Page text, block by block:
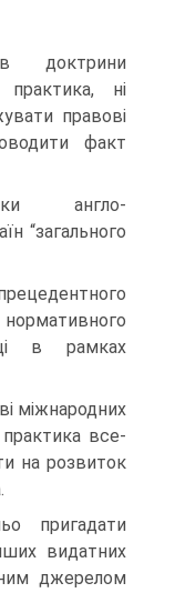
доктрини
ні
правові
факт
англо-
“загального
в рамках
міжнародних
все-
на розвиток
пригадати
видатних
джерелом